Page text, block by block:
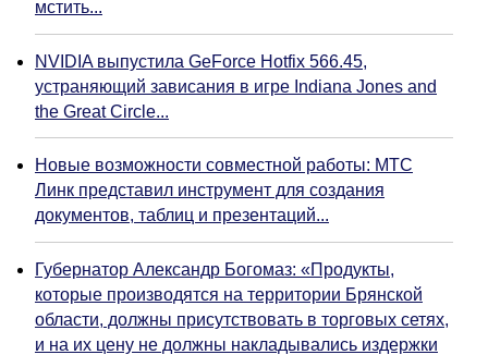
мстить...
NVIDIA выпустила GeForce Hotfix 566.45,
устраняющий зависания в игре Indiana Jones and
the Great Circle...
Новые возможности совместной работы: МТС
Линк представил инструмент для создания
документов, таблиц и презентаций...
Губернатор Александр Богомаз: «Продукты,
которые производятся на территории Брянской
области, должны присутствовать в торговых сетях,
и на их цену не должны накладывались издержки